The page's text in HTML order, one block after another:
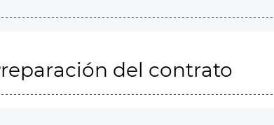
del contrato